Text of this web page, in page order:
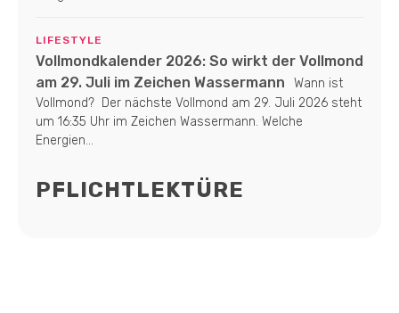
LIFESTYLE
Vollmondkalender 2026: So wirkt der Vollmond
am 29. Juli im Zeichen Wassermann
Wann ist
Vollmond? Der nächste Vollmond am 29. Juli 2026 steht
um 16:35 Uhr im Zeichen Wassermann. Welche
Energien...
PFLICHTLEKTÜRE